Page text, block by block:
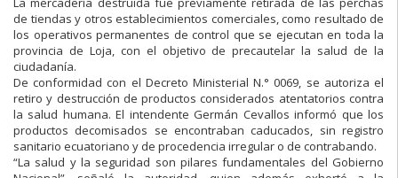
de tiendas y otros establecimientos comerciales, como resultado de
los operativos permanentes de control que se ejecutan en toda la
provincia de Loja, con el objetivo de precautelar la salud de la
ciudadanía.
De conformidad con el Decreto Ministerial N.° 0069, se autoriza el
retiro y destrucción de productos considerados atentatorios contra
la salud humana. El intendente Germán Cevallos informó que los
productos decomisados se encontraban caducados, sin registro
sanitario ecuatoriano y de procedencia irregular o de contrabando.
“La salud y la seguridad son pilares fundamentales del Gobierno